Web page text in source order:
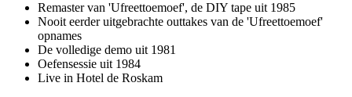
Remaster van 'Ufreettoemoef', de DIY tape uit 1985
Nooit eerder uitgebrachte outtakes van de 'Ufreettoemoef'
opnames
De volledige demo uit 1981
Oefensessie uit 1984
Live in Hotel de Roskam